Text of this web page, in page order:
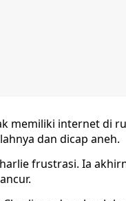
memiliki internet di
dan dicap aneh.
frustrasi. Ia